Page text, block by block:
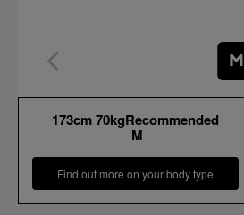
M
173cm 70kgRecommended
M
Find out more on your body type